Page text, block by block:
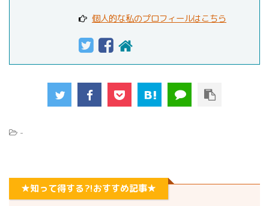
個人的な私のプロフィールはこちら
-
★知って得する?!おすすめ記事★